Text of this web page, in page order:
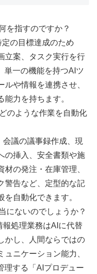
を指すのですか？
の目標達成のため
立案、タスク実行を行
単一の機能を持つAIツ
や情報を連携させ、
能力を持ちます。
のような作業を自動化
議の議事録作成、現
の挿入、安全書類や施
の発注・在庫管理、
警告など、定型的な記
自動化できます。
にないのでしょうか？
処理業務はAIに代替
かし、人間ならではの
ニケーション能力、
理する「AIプロデュー